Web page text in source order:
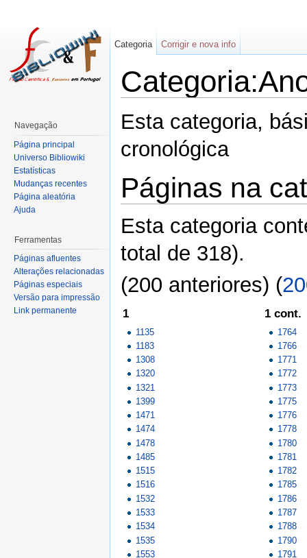
Esta categoria,
cronológica
Páginas na
Esta categoria
total de 318).
(200 anteriores) (
1
1135
1183
1308
1320
1321
1399
1471
1474
1478
1485
1515
1516
1532
1533
1534
1535
1553
1 cont.
1764
1766
1771
1772
1773
1775
1776
1778
1780
1781
1782
1785
1786
1787
1788
1790
1791
Categoria Corrigir e nova info
Navegação
Página principal
Universo Bibliowiki
Estatísticas
Mudanças recentes
Página aleatória
Ajuda
Ferramentas
Páginas afluentes
Alterações relacionadas
Páginas especiais
Versão para impressão
Link permanente